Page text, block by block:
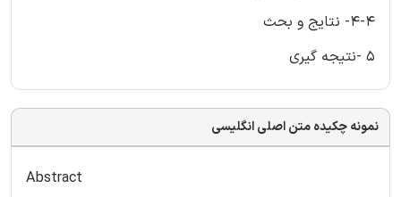
4-4- نتایج و بحث
5 -نتیجه گیری
نمونه چکیده متن اصلی انگلیسی
Abstract